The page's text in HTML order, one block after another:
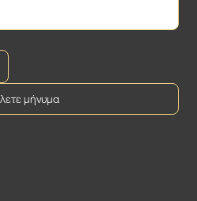
μήνυμα